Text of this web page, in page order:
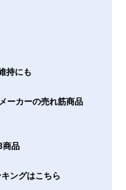
持にも
ーカーの売れ筋商品
商品
ングはこちら